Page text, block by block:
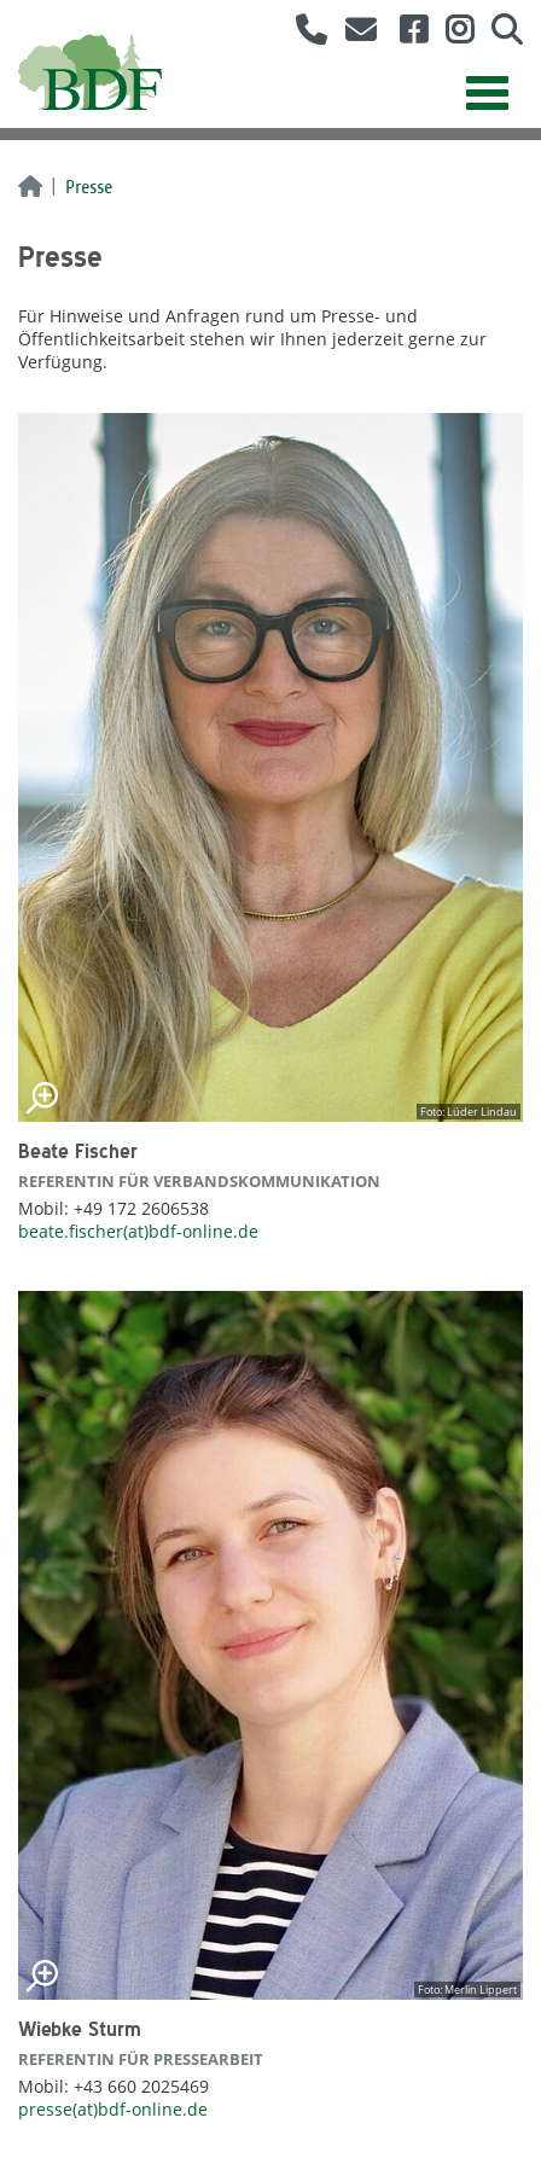
Presse
Presse
Für Hinweise und Anfragen rund um Presse- und
Öffentlichkeitsarbeit stehen wir Ihnen jederzeit gerne zur
Verfügung.
Foto: Lüder Lindau
Beate Fischer
REFERENTIN FÜR VERBANDSKOMMUNIKATION
Mobil: +49 172 2606538
beate.fischer(at)bdf-online.de
Foto: Merlin Lippert
Wiebke Sturm
REFERENTIN FÜR PRESSEARBEIT
Mobil: +43 660 2025469
presse(at)bdf-online.de